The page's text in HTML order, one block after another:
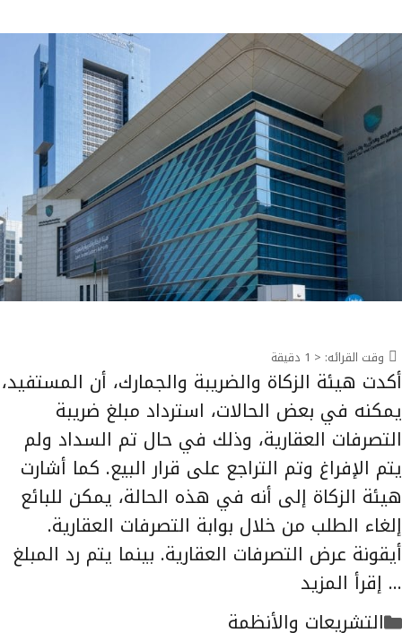
وقت القرائه: < 1 دقيقة
أكدت هيئة الزكاة والضريبة والجمارك، أن المستفيد،
يمكنه في بعض الحالات، استرداد مبلغ ضريبة
التصرفات العقارية، وذلك في حال تم السداد ولم
يتم الإفراغ وتم التراجع على قرار البيع. كما أشارت
هيئة الزكاة إلى أنه في هذه الحالة، يمكن للبائع
إلغاء الطلب من خلال بوابة التصرفات العقارية.
أيقونة عرض التصرفات العقارية. بينما يتم رد المبلغ
… إقرأ المزيد
التصنيفات
التشريعات والأنظمة